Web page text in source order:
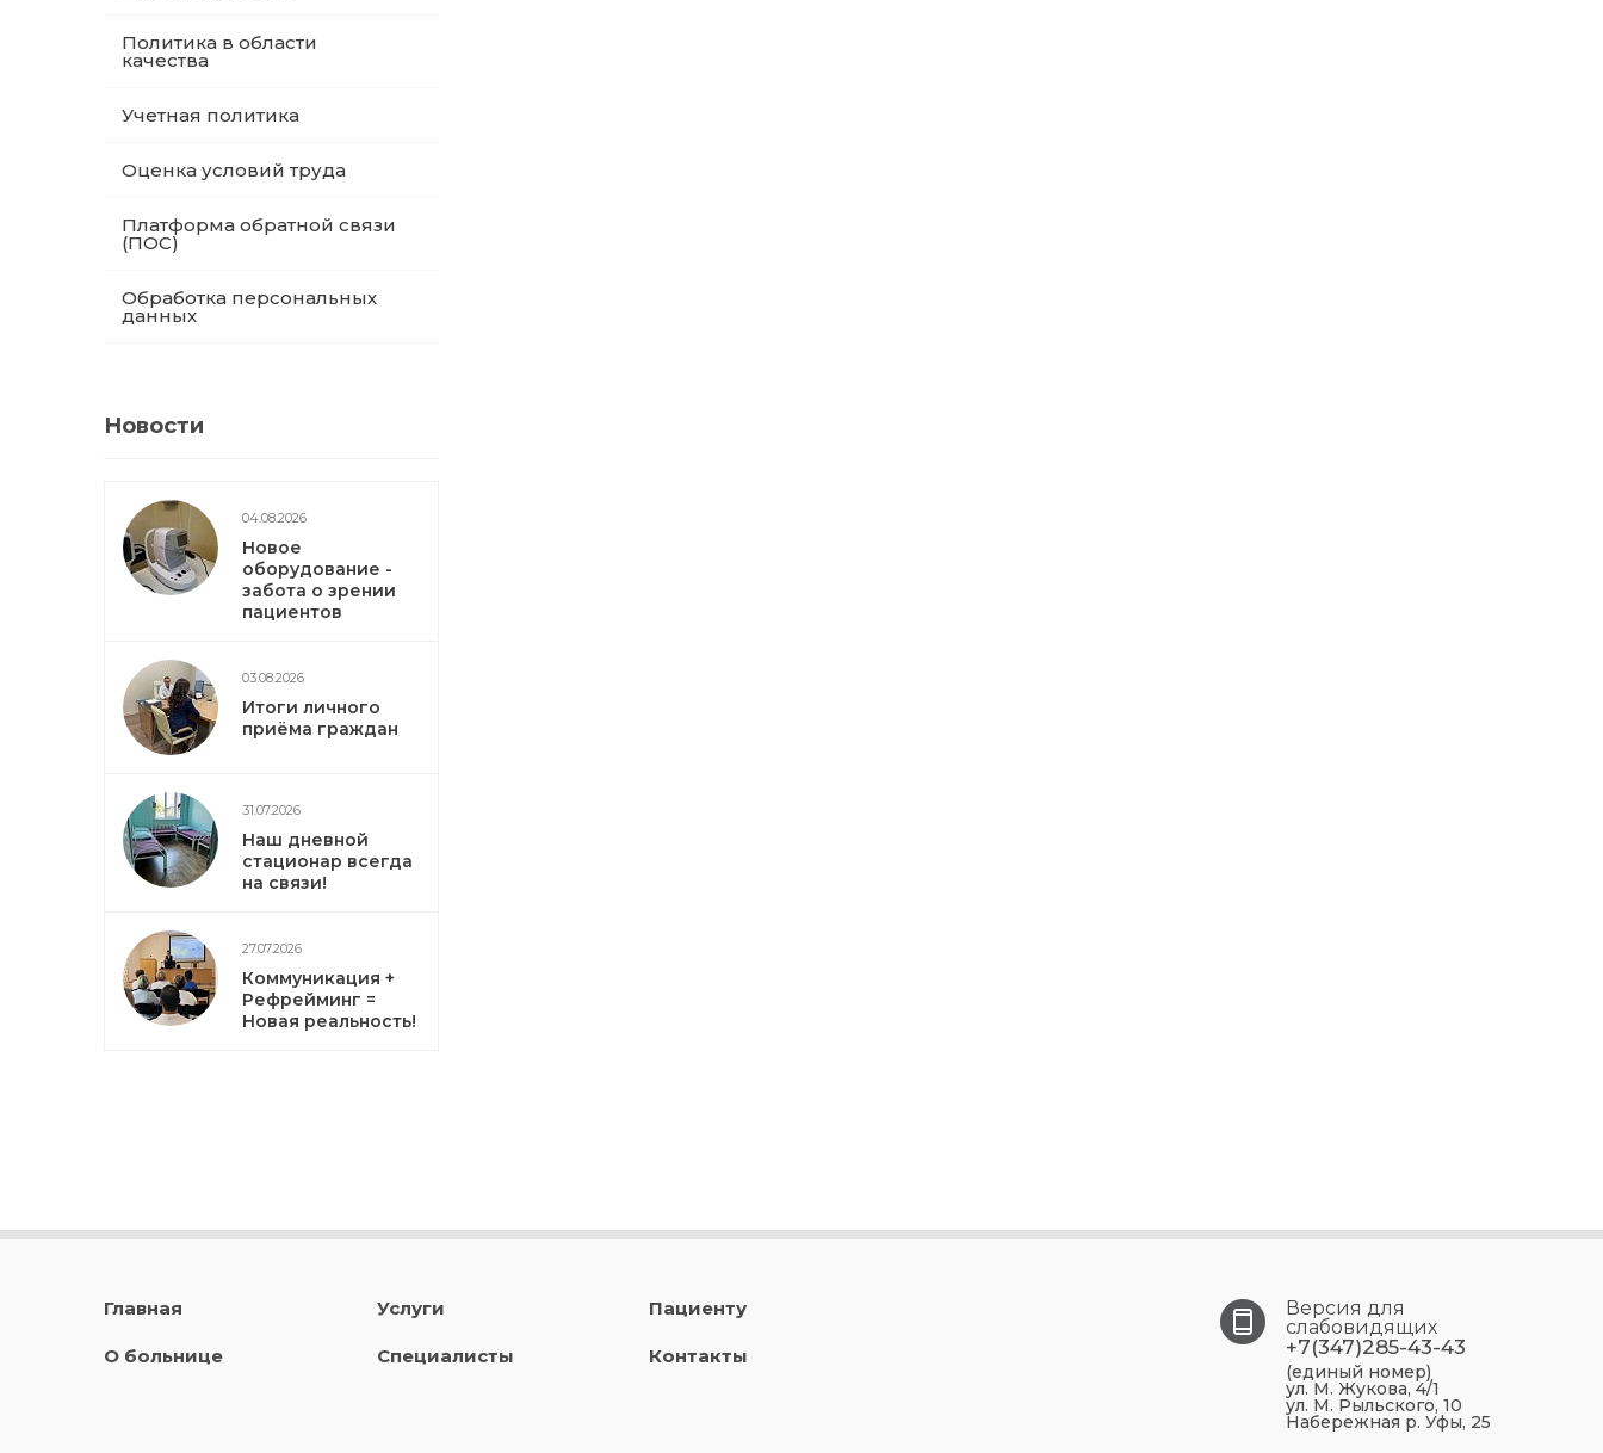
Политика в области
качества
Учетная политика
Оценка условий труда
Платформа обратной связи
(ПОС)
Обработка персональных
данных
Новости
04.08.2026
Новое
оборудование -
забота о зрении
пациентов
03.08.2026
Итоги личного
приёма граждан
31.07.2026
Наш дневной
стационар всегда
на связи!
27.07.2026
Коммуникация +
Рефрейминг =
Новая реальность!
Главная
О больнице
Услуги
Специалисты
Пациенту
Контакты
Версия для
слабовидящих
+7(347)285-43-43
(единый номер)
ул. М. Жукова, 4/1
ул. М. Рыльского, 10
Набережная р. Уфы, 25